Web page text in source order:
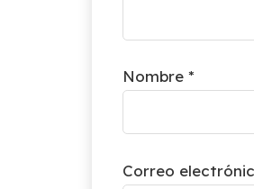
Nombre *
Correo